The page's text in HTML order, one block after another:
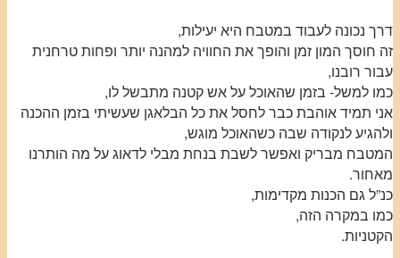
דרך נכונה לעבוד במטבח היא יעילות,
זה חוסך המון זמן והופך את החוויה למהנה יותר ופחות טרחנית
עבור רובנו,
כמו למשל- בזמן שהאוכל על אש קטנה מתבשל לו,
אני תמיד אוהבת כבר לחסל את כל הבלאגן שעשיתי בזמן ההכנה
ולהגיע לנקודה שבה כשהאוכל מוגש,
המטבח מבריק ואפשר לשבת בנחת מבלי לדאוג על מה הותרנו
מאחור.
כנ”ל גם הכנות מקדימות,
כמו במקרה הזה,
הקטניות.